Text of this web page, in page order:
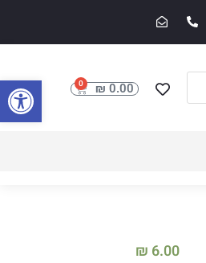
₪ 0.00
0
₪ 6.00
פתח